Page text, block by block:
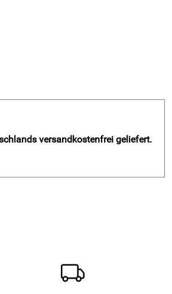
versandkostenfrei geliefert.